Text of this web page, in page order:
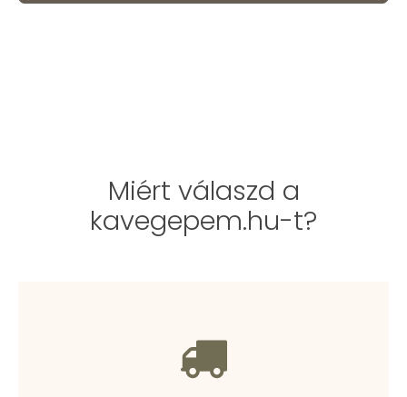
Miért válaszd a
kavegepem.hu-t?